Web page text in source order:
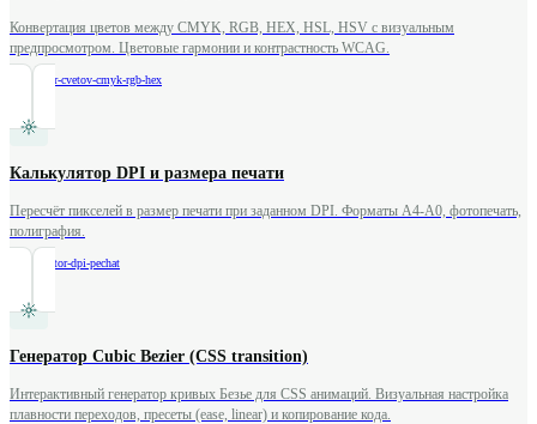
Конвертация цветов между CMYK, RGB, HEX, HSL, HSV с визуальным
предпросмотром. Цветовые гармонии и контрастность WCAG.
konverter-cvetov-cmyk-rgb-hex
Калькулятор DPI и размера печати
Пересчёт пикселей в размер печати при заданном DPI. Форматы A4-A0, фотопечать,
полиграфия.
kalkulyator-dpi-pechat
Генератор Cubic Bezier (CSS transition)
Интерактивный генератор кривых Безье для CSS анимаций. Визуальная настройка
плавности переходов, пресеты (ease, linear) и копирование кода.